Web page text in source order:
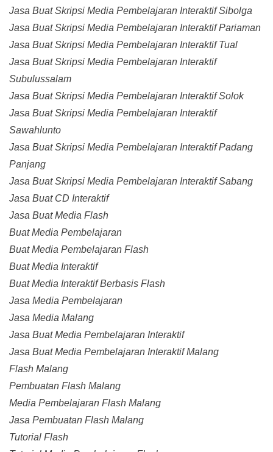
Jasa Buat Skripsi Media Pembelajaran Interaktif Sibolga
Jasa Buat Skripsi Media Pembelajaran Interaktif Pariaman
Jasa Buat Skripsi Media Pembelajaran Interaktif Tual
Jasa Buat Skripsi Media Pembelajaran Interaktif
Subulussalam
Jasa Buat Skripsi Media Pembelajaran Interaktif Solok
Jasa Buat Skripsi Media Pembelajaran Interaktif
Sawahlunto
Jasa Buat Skripsi Media Pembelajaran Interaktif Padang
Panjang
Jasa Buat Skripsi Media Pembelajaran Interaktif Sabang
Jasa Buat CD Interaktif
Jasa Buat Media Flash
Buat Media Pembelajaran
Buat Media Pembelajaran Flash
Buat Media Interaktif
Buat Media Interaktif Berbasis Flash
Jasa Media Pembelajaran
Jasa Media Malang
Jasa Buat Media Pembelajaran Interaktif
Jasa Buat Media Pembelajaran Interaktif Malang
Flash Malang
Pembuatan Flash Malang
Media Pembelajaran Flash Malang
Jasa Pembuatan Flash Malang
Tutorial Flash